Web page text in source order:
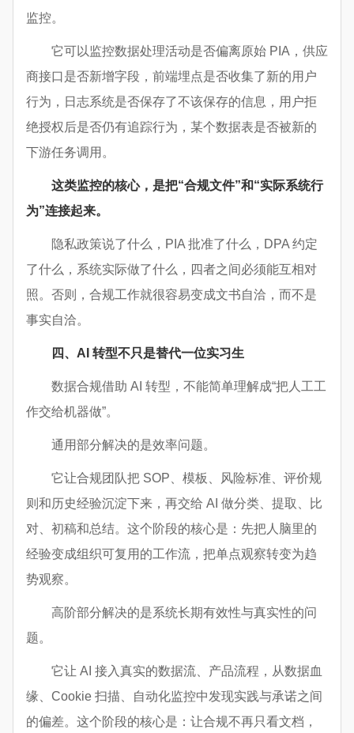
监控。
它可以监控数据处理活动是否偏离原始 PIA，供应
商接口是否新增字段，前端埋点是否收集了新的用户
行为，日志系统是否保存了不该保存的信息，用户拒
绝授权后是否仍有追踪行为，某个数据表是否被新的
下游任务调用。
这类监控的核心，是把“合规文件”和“实际系统行
为”连接起来。
隐私政策说了什么，PIA 批准了什么，DPA 约定
了什么，系统实际做了什么，四者之间必须能互相对
照。否则，合规工作就很容易变成文书自洽，而不是
事实自洽。
四、AI 转型不只是替代一位实习生
数据合规借助 AI 转型，不能简单理解成“把人工工
作交给机器做”。
通用部分解决的是效率问题。
它让合规团队把 SOP、模板、风险标准、评价规
则和历史经验沉淀下来，再交给 AI 做分类、提取、比
对、初稿和总结。这个阶段的核心是：先把人脑里的
经验变成组织可复用的工作流，把单点观察转变为趋
势观察。
高阶部分解决的是系统长期有效性与真实性的问
题。
它让 AI 接入真实的数据流、产品流程，从数据血
缘、Cookie 扫描、自动化监控中发现实践与承诺之间
的偏差。这个阶段的核心是：让合规不再只看文档，